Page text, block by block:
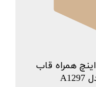
ال سی دی مک بوک پرو 17 اینچ همراه قاب